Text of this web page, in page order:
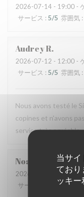
当サイ
ており
ッキ
2026-07-14 - 19:00 -
サービス :5/5 雰囲気 :
AudreyR
2026-07-12 - 12:00 -
サービス : 5/5 雰囲気 :
Nous avons testé le
copines et n'avons
service très agréable.
Noah
2026-07-07
- 19:30 -
サービス
雰囲気 :